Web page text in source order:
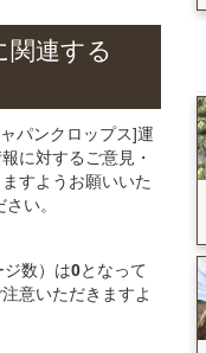
関連する
パンクロップス]運
に対するご意見・
すようお願いいた
い。
数）は0となって
意いただきますよ